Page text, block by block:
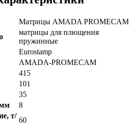
Матрицы AMADA PROMECAM
матрицы для плющения
пружинные
Eurostamp
AMADA-PROMECAM
415
101
35
8
т/
60